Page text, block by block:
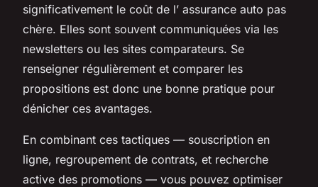
significativement le coût de l’ assurance auto pas
chère. Elles sont souvent communiquées via les
newsletters ou les sites comparateurs. Se
renseigner régulièrement et comparer les
propositions est donc une bonne pratique pour
dénicher ces avantages.
En combinant ces tactiques — souscription en
ligne, regroupement de contrats, et recherche
active des promotions — vous pouvez optimiser